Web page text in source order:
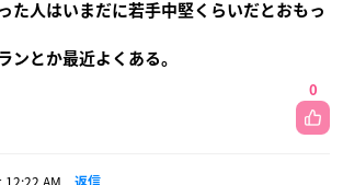
た人はいまだに若手中堅くらいだとおもっ
ンとか最近よくある。
0
返信